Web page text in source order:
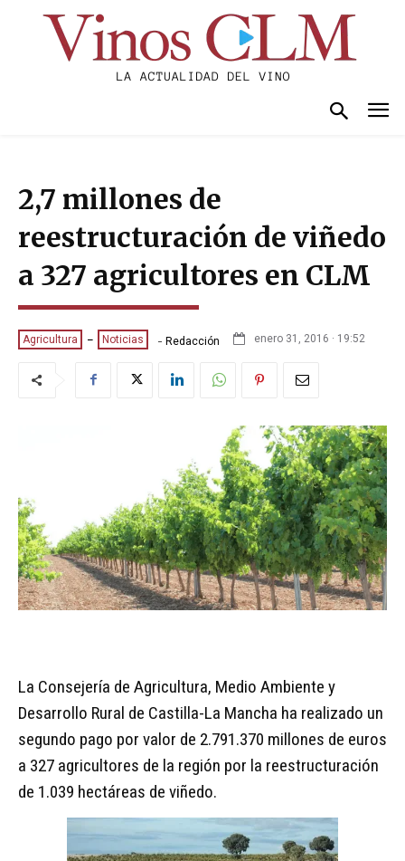
2,7 millones de
reestructuración de viñedo
a 327 agricultores en CLM
Agricultura Noticias - Redacción enero 31, 2016 · 19:52
La Consejería de Agricultura, Medio Ambiente y
Desarrollo Rural de Castilla-La Mancha ha realizado un
segundo pago por valor de 2.791.370 millones de euros
a 327 agricultores de la región por la reestructuración
de 1.039 hectáreas de viñedo.